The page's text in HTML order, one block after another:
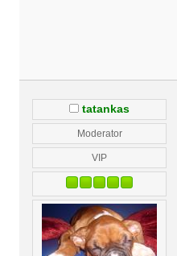
tatankas
Moderator
VIP